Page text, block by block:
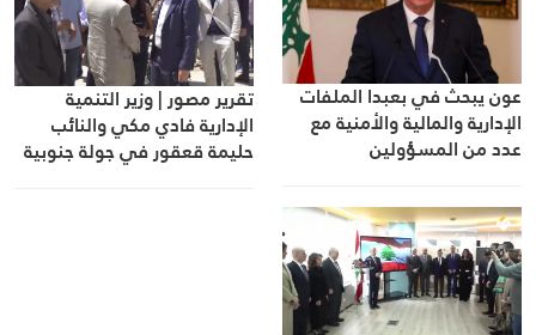
عون يبحث في بعبدا الملفات
الإدارية والمالية والأمنية مع
عدد من المسؤولين
تقرير مصور | وزير التنمية
الإدارية فادي مكي والنائب
حليمة قعقور في جولة جنوبية